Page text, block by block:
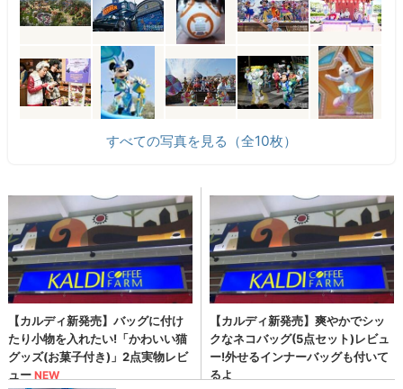
すべての写真を見る（全10枚）